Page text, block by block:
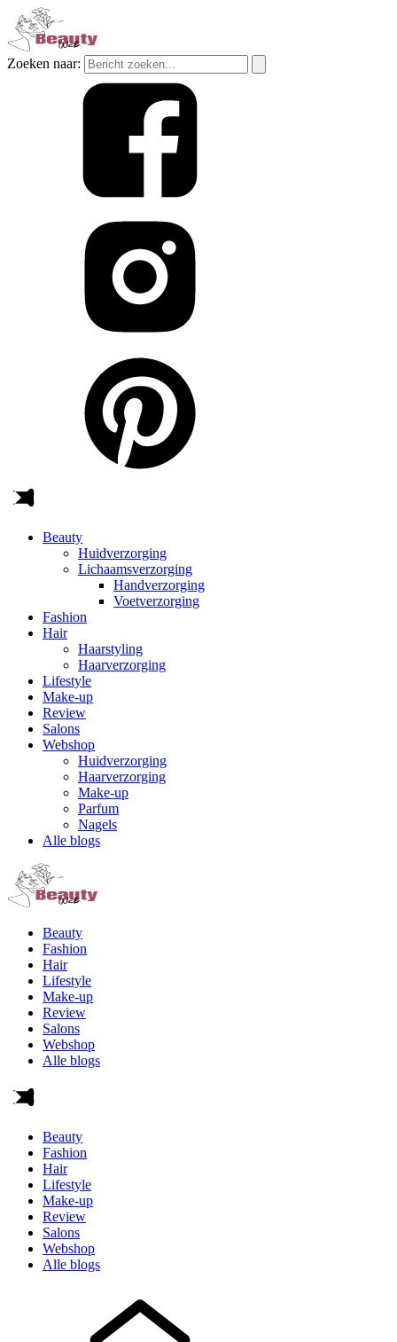
Zoeken naar:
Beauty
Huidverzorging
Lichaamsverzorging
Handverzorging
Voetverzorging
Fashion
Hair
Haarstyling
Haarverzorging
Lifestyle
Make-up
Review
Salons
Webshop
Huidverzorging
Haarverzorging
Make-up
Parfum
Nagels
Alle blogs
Beauty
Fashion
Hair
Lifestyle
Make-up
Review
Salons
Webshop
Alle blogs
Beauty
Fashion
Hair
Lifestyle
Make-up
Review
Salons
Webshop
Alle blogs